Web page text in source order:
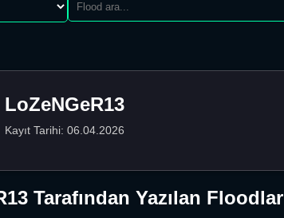
LoZeNGeR13
Kayıt Tarihi: 06.04.2026
Tarafından Yazılan Floodlar